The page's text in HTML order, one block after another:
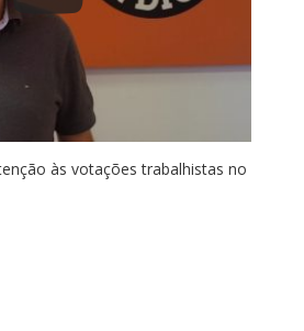
às votações trabalhistas no